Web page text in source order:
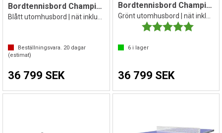
Bordtennisbord Champion rundade kanter
Beställningsvara. 20 dagar
(estimat)
36 799 SEK
Bordtennisbord Champion rundade kanter
Betyg:
6i lager
36 799 SEK